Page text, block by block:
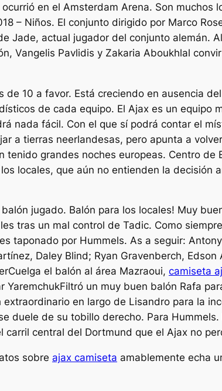
en el Amsterdam Arena. Son muchos
– Niños. El conjunto dirigido por Marco
Jade, actual jugador del conjunto alemán.
Vangelis Pavlidis y Zakaria Aboukhlal
10 a favor. Está creciendo en ausencia
de cada equipo. El Ajax es un equipo
nada fácil. Con el que sí podrá contar el
a tierras neerlandesas, pero apunta a
grandes noches europeas. Centro de
locales, que aún no entienden la decisión
jugado. Balón para los locales! Muy
tras un mal control de Tadic. Como
taponado por Hummels. As a seguir:
Daley Blind; Ryan Gravenberch, Edson
el balón al área Mazraoui, camiseta
un muy buen balón Rafa
en largo de Lisandro para la
duele de su tobillo derecho. Para
central del Dortmund que el Ajax no
sobre ajax camiseta amablemente echa